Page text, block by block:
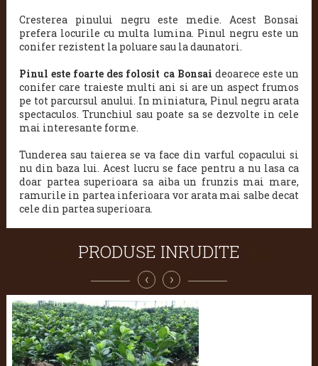
Cresterea pinului negru este medie. Acest Bonsai
prefera locurile cu multa lumina. Pinul negru este un
conifer rezistent la poluare sau la daunatori.
Pinul este foarte des folosit ca Bonsai deoarece este un
conifer care traieste multi ani si are un aspect frumos
pe tot parcursul anului. In miniatura, Pinul negru arata
spectaculos. Trunchiul sau poate sa se dezvolte in cele
mai interesante forme.
Tunderea sau taierea se va face din varful copacului si
nu din baza lui. Acest lucru se face pentru a nu lasa ca
doar partea superioara sa aiba un frunzis mai mare,
ramurile in partea inferioara vor arata mai salbe decat
cele din partea superioara.
PRODUSE INRUDITE
‹ ›